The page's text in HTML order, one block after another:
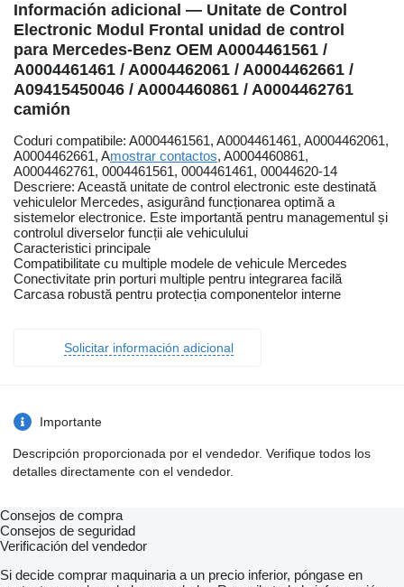
Información adicional — Unitate de Control
Electronic Modul Frontal unidad de control
para Mercedes-Benz OEM A0004461561 /
A0004461461 / A0004462061 / A0004462661 /
A09415450046 / A0004460861 / A0004462761
camión
Coduri compatibile: A0004461561, A0004461461, A0004462061,
A0004462661, Amostrar contactos, A0004460861,
A0004462761, 0004461561, 0004461461, 00044620-14
Descriere: Această unitate de control electronic este destinată
vehiculelor Mercedes, asigurând funcționarea optimă a
sistemelor electronice. Este importantă pentru managementul și
controlul diverselor funcții ale vehiculului
Caracteristici principale
Compatibilitate cu multiple modele de vehicule Mercedes
Conectivitate prin porturi multiple pentru integrarea facilă
Carcasa robustă pentru protecția componentelor interne
Solicitar información adicional
Importante
Descripción proporcionada por el vendedor. Verifique todos los
detalles directamente con el vendedor.
Consejos de compra
Consejos de seguridad
Verificación del vendedor
Si decide comprar maquinaria a un precio inferior, póngase en